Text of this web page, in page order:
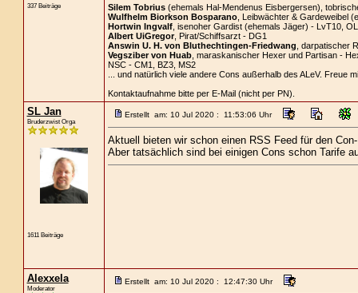
337 Beiträge Silem Tobrius(ehemals Hal-Mendenus Eisbergersen),
Wulfhelm Biorkson Bosparano, Leibwächter & Gardeweibel
Hortwin Ingvalf, isenoher Gardist (ehemals Jäger) - LvT10,
Albert UiGregor, Pirat/Schiffsarzt - DG1
Answin U. H. von Bluthechtingen-Friedwang , darpatischer
Vegsziber von Huab, maraskanischer Hexer und Partisan -
NSC - CM1, BZ3, MS2
... und natürlich viele andere Cons außerhalb des ALeV. Freue
Kontaktaufnahme bitte per E-Mail (nicht per PN).
SL Jan
Bruderzwist Orga
1611 Beiträge
Erstellt am: 10 Jul 2020 : 11:53:06 Uhr
Aktuell bieten wir schon einen RSS Feed für den
Aber tatsächlich sind bei einigen Cons schon Tarife
Alexxela
Moderator
Erstellt am: 10 Jul 2020 : 12:47:30 Uhr